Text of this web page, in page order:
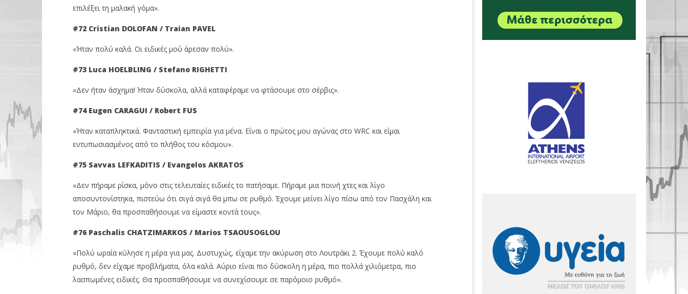
επιλέξει τη μαλακή γόμα».
#72 Cristian DOLOFAN / Traian PAVEL
«Ήταν πολύ καλά. Οι ειδικές μού άρεσαν πολύ».
#73 Luca HOELBLING / Stefano RIGHETTI
«Δεν ήταν άσχημα! Ήταν δύσκολα, αλλά καταφέραμε να φτάσουμε στο σέρβις».
#74 Eugen CARAGUI / Robert FUS
«Ήταν καταπληκτικά. Φανταστική εμπειρία για μένα. Είναι ο πρώτος μου αγώνας στο WRC και είμαι
εντυπωσιασμένος από το πλήθος του κόσμου».
#75 Savvas LEFKADITIS / Evangelos AKRATOS
«Δεν πήραμε ρίσκα, μόνο στις τελευταίες ειδικές το πατήσαμε. Πήραμε μια ποινή χτες και λίγο
αποσυντονίστηκα, πιστεύω ότι σιγά σιγά θα μπω σε ρυθμό. Έχουμε μείνει λίγο πίσω από τον Πασχάλη και
τον Μάριο, θα προσπαθήσουμε να είμαστε κοντά τους».
#76 Paschalis CHATZIMARKOS / Marios TSAOUSOGLOU
«Πολύ ωραία κύλησε η μέρα για μας. Δυστυχώς, είχαμε την ακύρωση στο Λουτράκι 2. Έχουμε πολύ καλό
ρυθμό, δεν είχαμε προβλήματα, όλα καλά. Αύριο είναι πιο δύσκολη η μέρα, πιο πολλά χιλιόμετρα, πιο
λασπωμένες ειδικές. Θα προσπαθήσουμε να συνεχίσουμε σε παρόμοιο ρυθμό».